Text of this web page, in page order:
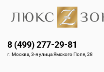
8 (499) 277-29-81
г. Москва, 3-я улица Ямского Поля, 28